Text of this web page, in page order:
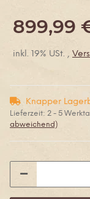
899,99
inkl. 19% USt. ,
Knapper
Lieferzeit: 2 - 5
abweichend)